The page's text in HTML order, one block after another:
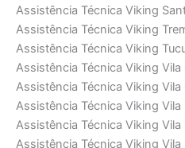
Assistência Técnica Viking
Assistência Técnica Viking
Assistência Técnica Viking
Assistência Técnica Viking Vila
Assistência Técnica Viking Vila
Assistência Técnica Viking Vila
Assistência Técnica Viking Vila
Assistência Técnica Viking Vila